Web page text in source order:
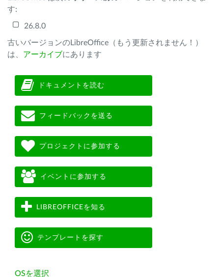
す:
26.8.0
古いバージョンのLibreOffice（もう更新されません！）
は、 アーカイブにあります
ドキュメントを読む
フィードバックを送る
プロジェクトに参加する
イベントに参加する
LIBREOFFICEを知る
テンプレートを探す
OSを選択